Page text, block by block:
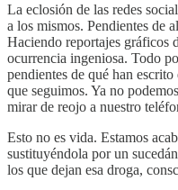
La eclosión de las redes
a los mismos. Pendientes de
Haciendo reportajes gráficos
ocurrencia ingeniosa. Todo
pendientes de qué han
que seguimos. Ya no
mirar de reojo a nuestro
Esto no es vida. Estamos
sustituyéndola por un
los que dejan esa droga,